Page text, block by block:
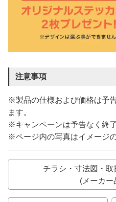
注意事項
※製品の仕様および価格は予
ます。
※キャンペーンは予告なく終
※ページ内の写真はイメージ
チラシ・寸法図・取
(メーカー